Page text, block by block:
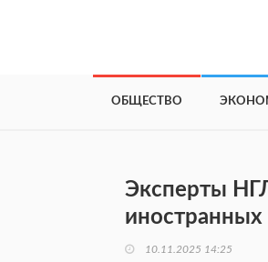
ОБЩЕСТВО
Эксперты
10.11.2025 14:25